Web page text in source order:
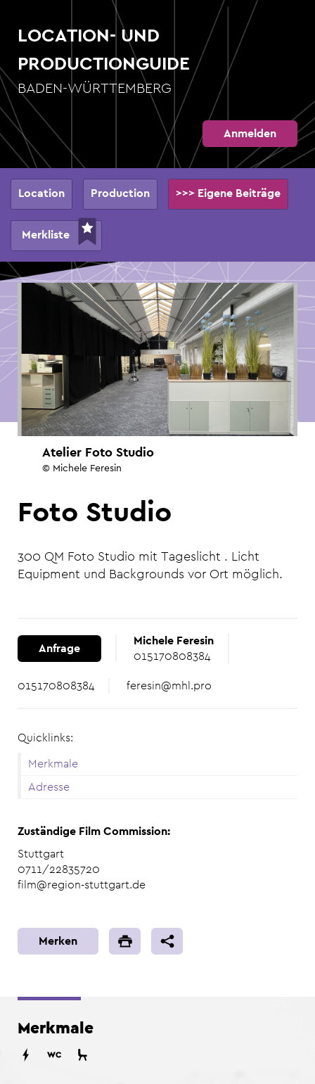
zum
InhaltLOCATION- UND
PRODUCTIONGUIDE
BADEN-WÜRTTEMBERG
Anmelden
Hauptnavigation
Location Production >>> Eigene Beiträge
Merkliste
Atelier Foto Studio
© Michele Feresin
Foto Studio
300 QM Foto Studio mit Tageslicht . Licht
Equipment und Backgrounds vor Ort möglich.
Anfrage
Michele Feresin
015170808384
015170808384
feresin@mhl.pro
Quicklinks:
Merkmale
Adresse
Zuständige Film Commission:
Stuttgart
0711/22835720
film@region-stuttgart.de
Merken
Merkmale